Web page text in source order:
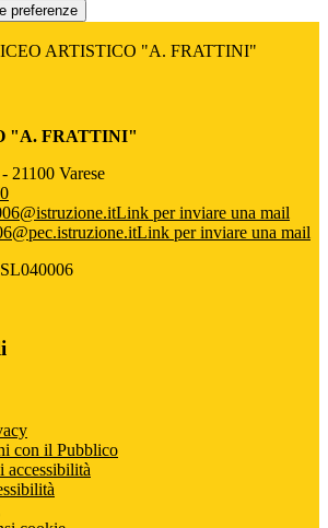
preferenze
ARTISTICO "A. FRATTINI"
"A. FRATTINI"
21100 Varese
Link per inviare una mail
Link per inviare una mail
con il Pubblico
accessibilità